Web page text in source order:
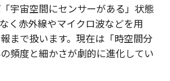
宇宙空間にセンサーがある」状態
く赤外線やマイクロ波などを用
まで扱います。現在は「時空間分
頻度と細かさが劇的に進化してい